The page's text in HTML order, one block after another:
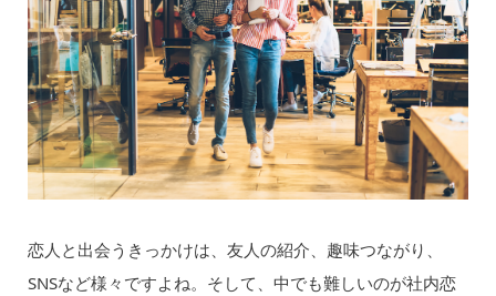
恋人と出会うきっかけは、友人の紹介、趣味つながり、
SNSなど様々ですよね。そして、中でも難しいのが社内恋